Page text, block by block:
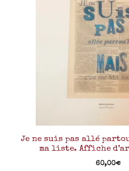
Je ne suis pas allé
ma liste. Affiche
60,00€